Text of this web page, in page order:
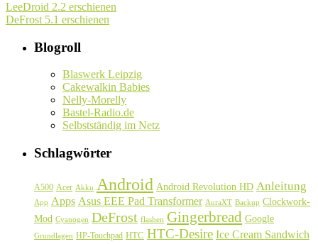
LeeDroid 2.2 erschienen
DeFrost 5.1 erschienen
Blogroll
Blaswerk Leipzig
Cakewalkin Babies
Nelly-Morelly
Bastel-Radio.de
Selbstständig im Netz
Schlagwörter
A500 Acer Akku Android Android Revolution HD Anleitung
App Apps Asus EEE Pad Transformer AuraXT Backup Clockwork-
Mod Cyanogen DeFrost flashen Gingerbread Google
Grundlagen HP-Touchpad HTC HTC-Desire Ice Cream Sandwich